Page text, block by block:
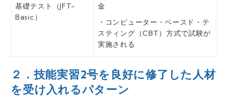
基礎テスト（JFT-
Basic）
金
・コンピューター・ベースド・テ
スティング（CBT）方式で試験が
実施される
２．技能実習2号を良好に修了した人材
を受け入れるパターン